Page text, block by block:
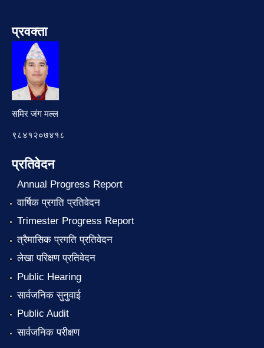
प्रवक्ता
समिर जंग मल्ल
९८४१२०७४१८
प्रतिवेदन
Annual Progress Report
वार्षिक प्रगति प्रतिवेदन
Trimester Progress Report
त्रैमासिक प्रगति प्रतिवेदन
लेखा परिक्षण प्रतिवेदन
Public Hearing
सार्वजनिक सुनुवाई
Public Audit
सार्वजनिक परीक्षण